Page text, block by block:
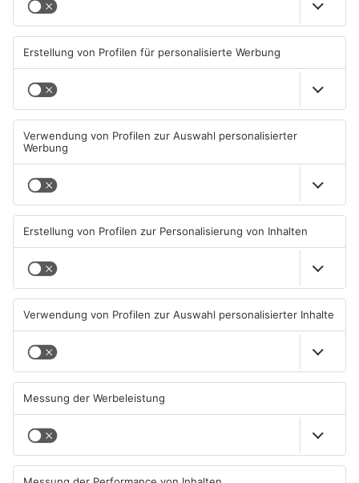
08.08.2026, 09:45 UHR IN
PRIMAVERALAND
PRIMAVERALAND
Primaveraland wegen
Waldbrandgefahr
Aschaffenburg und
Miltenberg früher abgeholt
TOPNEWS TOPNEWS